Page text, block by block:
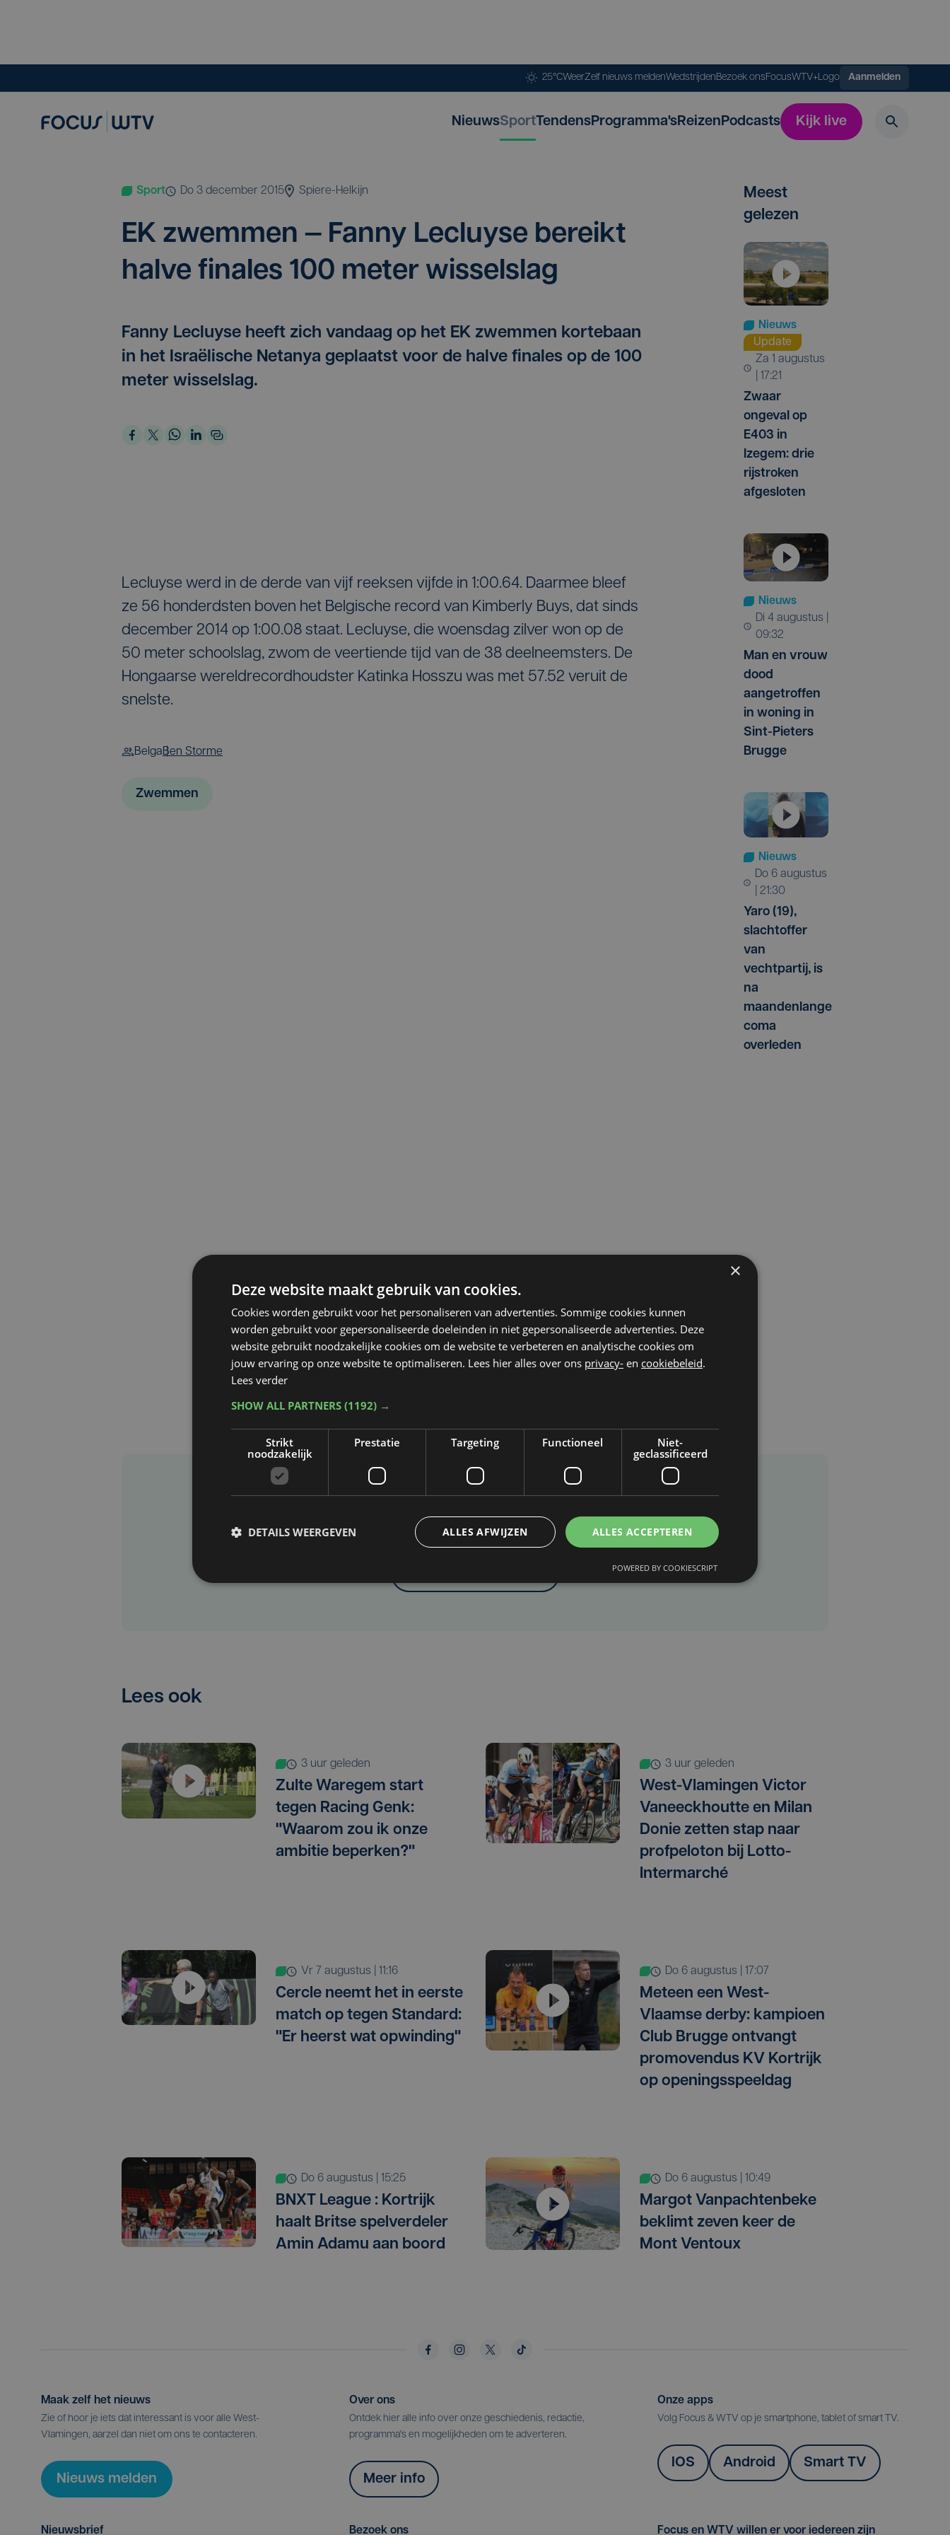
25°CWeerZelf nieuws meldenWedstrijdenBezoek onsFocusWTV+Logo Aanmelden
NieuwsSportTendensProgramma'sReizenPodcasts Kijk live
Sport do 3 december 2015 Spiere-Helkijn
EK zwem­men — Fan­ny Lecluy­se bereikt
hal­ve fina­les 100 meter wisselslag
Fanny Lecluyse heeft zich vandaag op het EK zwemmen kortebaan
in het Israëlische Netanya geplaatst voor de halve finales op de 100
meter wisselslag.
Lecluyse werd in de derde van vijf reeksen vijfde in 1:00.64. Daarmee bleef
ze 56 honderdsten boven het Belgische record van Kimberly Buys, dat sinds
december 2014 op 1:00.08 staat. Lecluyse, die woensdag zilver won op de
50 meter schoolslag, zwom de veertiende tijd van de 38 deelneemsters. De
Hongaarse wereldrecordhoudster Katinka Hosszu was met 57.52 veruit de
snelste.
BelgaBen Storme
Zwemmen
Meest
gelezen
Nieuws
Update
za 1 augustus
| 17:21
Zwaar
ongeval op
E403 in
Izegem: drie
rijstroken
afgesloten
Nieuws
di 4 augustus |
09:32
Man en vrouw
dood
aangetroffen
in woning in
Sint-Pieters
Brugge
Nieuws
do 6 augustus
| 21:30
Yaro (19),
slachtoffer
van
vechtpartij, is
na
maandenlange
coma
overleden
Heb je een taal- of schrijffout opgemerkt in dit artikel?
Lees ook
3 uur geleden
Zulte Waregem start
tegen Racing Genk:
"Waarom zou ik onze
ambitie beperken?"
3 uur geleden
West-Vlamingen Victor
Vaneeckhoutte en Milan
Donie zetten stap naar
profpeloton bij Lotto-
Intermarché
vr 7 augustus | 11:16
Cercle neemt het in eerste
match op tegen Standard:
"Er heerst wat opwinding"
do 6 augustus | 17:07
Meteen een West-
Vlaamse derby: kampioen
Club Brugge ontvangt
promovendus KV Kortrijk
op openingsspeeldag
do 6 augustus | 15:25
BNXT League : Kortrijk
haalt Britse spelverdeler
Amin Adamu aan boord
do 6 augustus | 10:49
Margot Vanpachtenbeke
beklimt zeven keer de
Mont Ventoux
Maak zelf het nieuws
Zie of hoor je iets dat interessant is voor alle West-
Vlamingen, aarzel dan niet om ons te contacteren.
Nieuws melden
Over ons
Ontdek hier alle info over onze geschiedenis, redactie,
programma's en mogelijkheden om te adverteren.
Meer info
Onze apps
Volg Focus & WTV op je smartphone, tablet of smart TV.
IOS Android Smart TV
Nieuwsbrief Bezoek ons Focus en WTV willen er voor iedereen zijn
×
Deze website maakt gebruik van cookies.
Cookies worden gebruikt voor het personaliseren van advertenties. Sommige cookies kunnen
worden gebruikt voor gepersonaliseerde doeleinden in niet gepersonaliseerde advertenties. Deze
website gebruikt noodzakelijke cookies om de website te verbeteren en analytische cookies om
jouw ervaring op onze website te optimaliseren. Lees hier alles over ons privacy- en cookiebeleid.
Lees verder
SHOW ALL PARTNERS (1192) →
Strikt
noodzakelijk
Prestatie Targeting Functioneel
Niet-
geclassificeerd
ALLES ACCEPTEREN
ALLES AFWIJZEN
DETAILS WEERGEVEN
POWERED BY COOKIESCRIPT